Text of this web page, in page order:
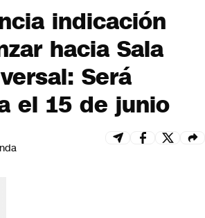
indicación
hacia Sala
Será
el 15 de junio